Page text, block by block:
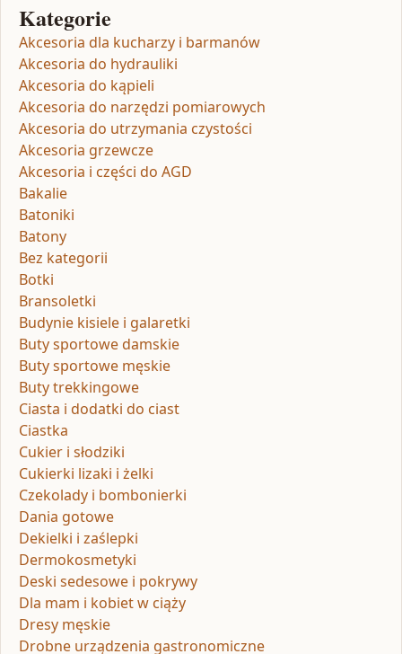
Kategorie
Akcesoria dla kucharzy i barmanów
Akcesoria do hydrauliki
Akcesoria do kąpieli
Akcesoria do narzędzi pomiarowych
Akcesoria do utrzymania czystości
Akcesoria grzewcze
Akcesoria i części do AGD
Bakalie
Batoniki
Batony
Bez kategorii
Botki
Bransoletki
Budynie kisiele i galaretki
Buty sportowe damskie
Buty sportowe męskie
Buty trekkingowe
Ciasta i dodatki do ciast
Ciastka
Cukier i słodziki
Cukierki lizaki i żelki
Czekolady i bombonierki
Dania gotowe
Dekielki i zaślepki
Dermokosmetyki
Deski sedesowe i pokrywy
Dla mam i kobiet w ciąży
Dresy męskie
Drobne urządzenia gastronomiczne